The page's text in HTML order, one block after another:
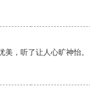
美，听了让人心旷神怡。